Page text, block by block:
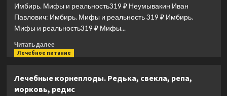
жизни
людей
при
гипертонической
Имбирь. Мифы и реальность319 ₽ Неумывакин Иван
Павлович: Имбирь. Мифы и реальность 319 ₽ Имбирь.
Мифы и реальность319 ₽ Мифы...
Читать далееПрочитать
больше
Мифы
и
Лечебное питание
Лечебные корнеплоды. Редька, свекла, репа,
морковь, редис